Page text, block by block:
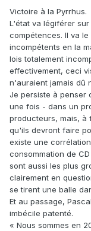
Victoire à la Pyrrhus.
L'état va légiférer
compétences. Il va
incompétents en la
lois totalement
effectivement, ceci
n'auraient jamais dû
Je persiste à penser
une fois - dans un
producteurs, mais,
qu'ils devront faire
existe une
consommation de
sont aussi les plus
clairement en
se tirent une balle
Et au passage,
imbécile patenté.
« Nous sommes en